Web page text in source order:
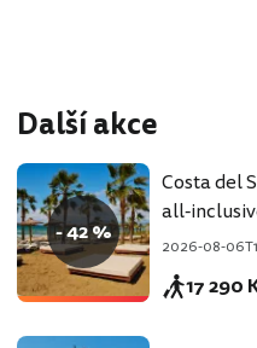
Další akce
- 42 %
Costa del
all-
2026-08-
17 290